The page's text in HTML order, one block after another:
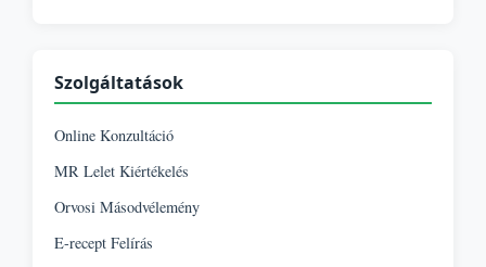
Szolgáltatások
Online Konzultáció
MR Lelet Kiértékelés
Orvosi Másodvélemény
E-recept Felírás